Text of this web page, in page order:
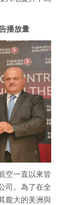
播放量
空一直以來皆
司。為了在全
龐大的美洲與